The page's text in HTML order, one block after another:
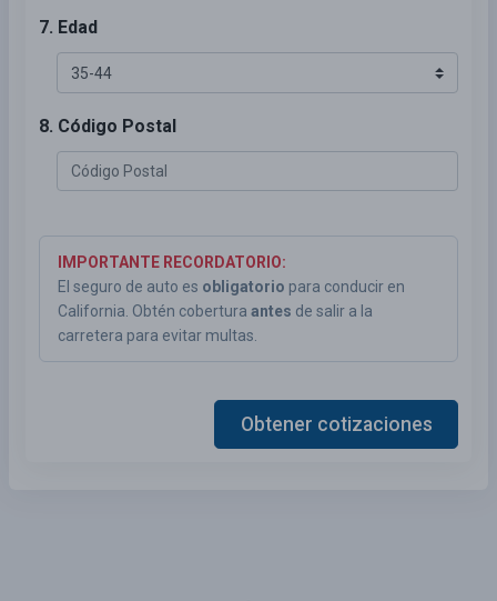
7. Edad
8. Código Postal
IMPORTANTE RECORDATORIO:
El seguro de auto es obligatorio para conducir en
California. Obtén cobertura antes de salir a la
carretera para evitar multas.
Obtener cotizaciones